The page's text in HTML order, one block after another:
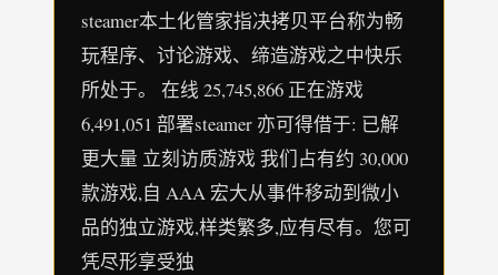
steamer本土化管家指决拷贝平台称为畅
玩程序、讨论游戏、缔造游戏之中快乐
所处于。 在线 25,745,866 正在游戏
6,491,051 部署steamer 亦可得借于: 已解
更大量 立刻访质游戏 我们占有约 30,000
款游戏,自 AAA 宏大从事件移动到微小
品的独立游戏,样类繁多,应有尽有。您可
凭尽形享受独